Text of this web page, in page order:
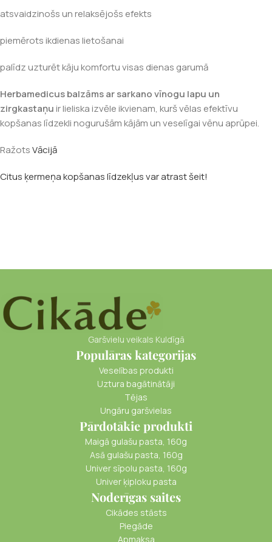
atsvaidzinošs un relaksējošs efekts
piemērots ikdienas lietošanai
palīdz uzturēt kāju komfortu visas dienas garumā
Herbamedicus balzāms ar sarkano vīnogu lapu un
zirgkastaņuir lieliska izvēle ikvienam, kurš vēlas efektīvu
kopšanas līdzekli nogurušām kājām un veselīgai vēnu aprūpei.
RažotsVācijā
Citus ķermeņa kopšanas līdzekļus var atrast šeit!
Garšvielu veikals Kuldīgā
Populāras kategorijas
Veselības produkti
Uztura bagātinātāji
Tējas
Ungāru garšvielas
Pārdotākie produkti
Maigā gulašu pasta, 160g
Asā gulašu pasta, 160g
Univer sīpolu pasta, 160g
Univer ķiploku pasta
Noderīgas saites
Cikādes stāsts
Piegāde
Apmaksa